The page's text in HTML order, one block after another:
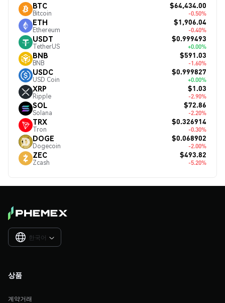
BTC
Bitcoin
$64,434.00
-0.50%
ETH
Ethereum
$1,906.04
-0.40%
USDT
TetherUS
$0.999493
+0.00%
BNB
BNB
$591.03
-1.60%
USDC
USD Coin
$0.999827
+0.00%
XRP
Ripple
$1.03
-2.90%
SOL
Solana
$72.86
-2.20%
TRX
Tron
$0.326914
-0.30%
DOGE
Dogecoin
$0.068902
-2.00%
ZEC
Zcash
$493.82
-5.20%
한국어 
상품
계약거래